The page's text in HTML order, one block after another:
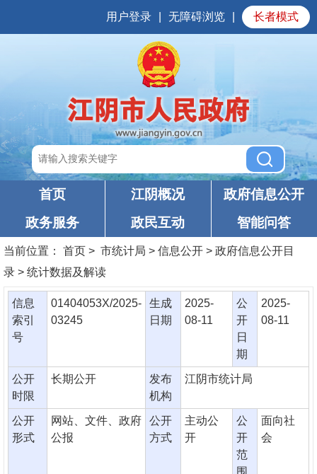
用户登录 无障碍浏览 长者模式
首页 江阴概况
政府信息公开
政务服务
政民互动 智能问答
当前位置： 首页 > 市统计局 > 信息公开 > 政府信息公开目
录 > 统计数据及解读
信息
索引
号
01404053X/2025-
03245
生成
日期
2025-
08-11
公
开
日
期
2025-
08-11
公开
时限
长期公开
发布
机构
江阴市统计局
公开
形式
网站、文件、政府
公报
公开
方式
主动公
开
公
开
范
围
面向社
会